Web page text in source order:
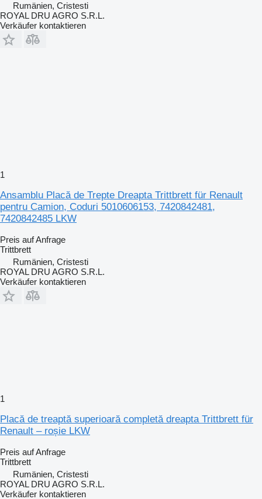
Rumänien, Cristesti
ROYAL DRU AGRO S.R.L.
Verkäufer kontaktieren
1
Ansamblu Placă de Trepte Dreapta Trittbrett für Renault
pentru Camion, Coduri 5010606153, 7420842481,
7420842485 LKW
Preis auf Anfrage
Trittbrett
Rumänien, Cristesti
ROYAL DRU AGRO S.R.L.
Verkäufer kontaktieren
1
Placă de treaptă superioară completă dreapta Trittbrett für
Renault – roșie LKW
Preis auf Anfrage
Trittbrett
Rumänien, Cristesti
ROYAL DRU AGRO S.R.L.
Verkäufer kontaktieren